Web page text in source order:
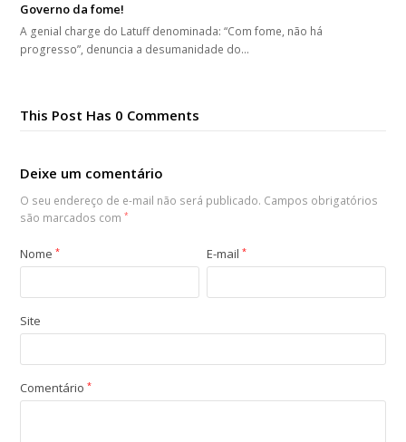
Governo da fome!
A genial charge do Latuff denominada: “Com fome, não há
progresso”, denuncia a desumanidade do…
This Post Has 0 Comments
Deixe um comentário
O seu endereço de e-mail não será publicado. Campos obrigatórios
são marcados com*
Nome* E-mail*
Site
Comentário*